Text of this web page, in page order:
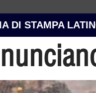
DI STAMPA